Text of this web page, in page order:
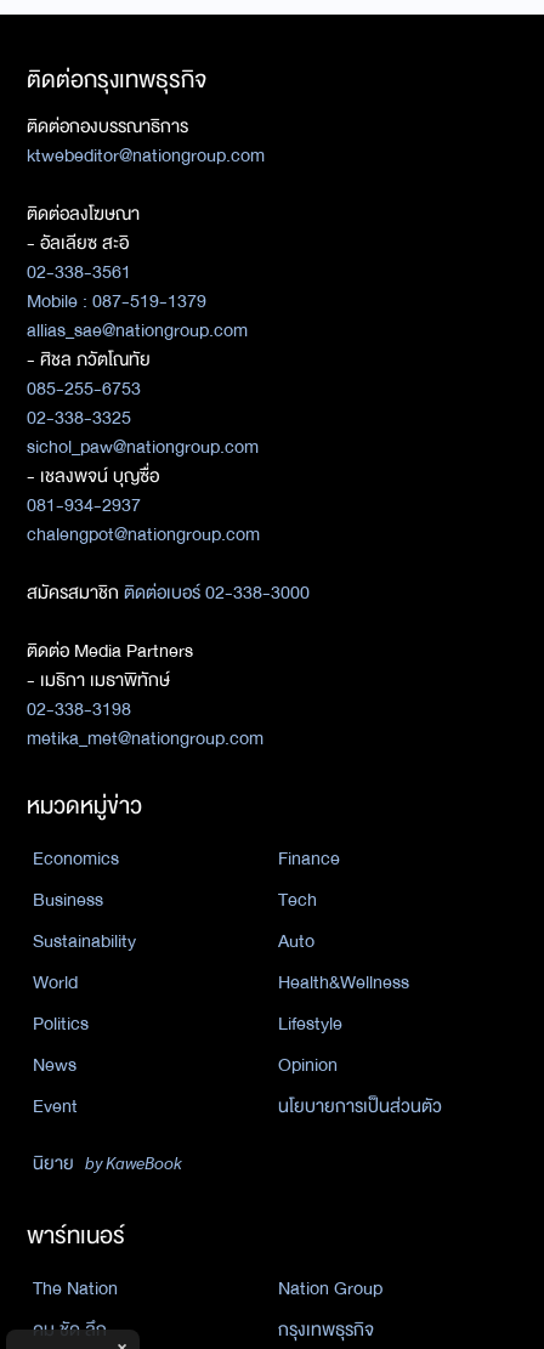
ติดต่อกรุงเทพธุรกิจ
ติดต่อกองบรรณาธิการ
ktwebeditor@nationgroup.com
ติดต่อลงโฆษณา
- อัลเลียซ สะอิ
02-338-3561
Mobile : 087-519-1379
allias_sae@nationgroup.com
- ศิชล ภวัตโณทัย
085-255-6753
02-338-3325
sichol_paw@nationgroup.com
- เชลงพจน์ บุญซื่อ
081-934-2937
chalengpot@nationgroup.com
สมัครสมาชิกติดต่อเบอร์ 02-338-3000
ติดต่อ Media Partners
- เมธิกา เมธาพิทักษ์
02-338-3198
metika_met@nationgroup.com
หมวดหมู่ข่าว
Economics
Finance
Business
Tech
Sustainability
Auto
World
Health&Wellness
Politics
Lifestyle
News
Opinion
Event
นโยบายการเป็นส่วนตัว
นิยาย by KaweBook
พาร์ทเนอร์
The Nation
Nation Group
คม ชัด ลึก
กรุงเทพธุรกิจ